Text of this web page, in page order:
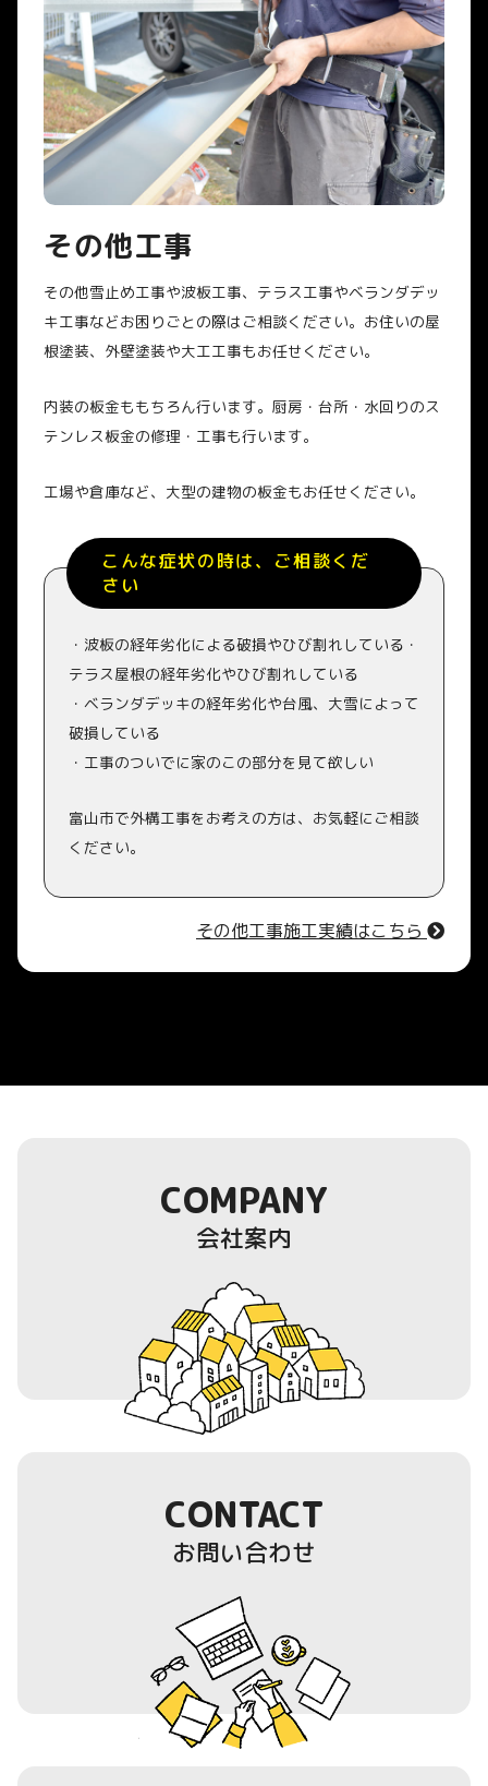
その他工事
その他雪止め工事や波板工事、テラス工事やベランダデッ
キ工事などお困りごとの際はご相談ください。お住いの屋
根塗装、外壁塗装や大工工事もお任せください。
内装の板金ももちろん行います。厨房・台所・水回りのス
テンレス板金の修理・工事も行います。
工場や倉庫など、大型の建物の板金もお任せください。
こんな症状の時は、ご相談くだ
さい
・波板の経年劣化による破損やひび割れしている・
テラス屋根の経年劣化やひび割れしている
・ベランダデッキの経年劣化や台風、大雪によって
破損している
・工事のついでに家のこの部分を見て欲しい
富山市で外構工事をお考えの方は、お気軽にご相談
ください。
その他工事施工実績はこちら
COMPANY
会社案内
CONTACT
お問い合わせ